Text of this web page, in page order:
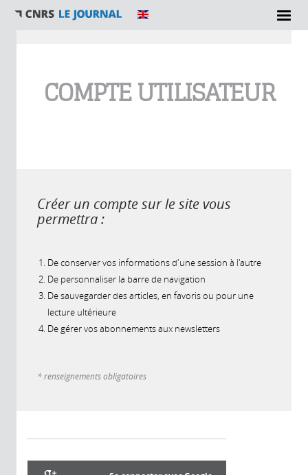
COMPTE UTILISATEUR
Créer un compte sur le site vous
permettra :
De conserver vos informations d'une session à l'autre
De personnaliser la barre de navigation
De sauvegarder des articles, en favoris ou pour une
lecture ultérieure
De gérer vos abonnements aux newsletters
* renseignements obligatoires